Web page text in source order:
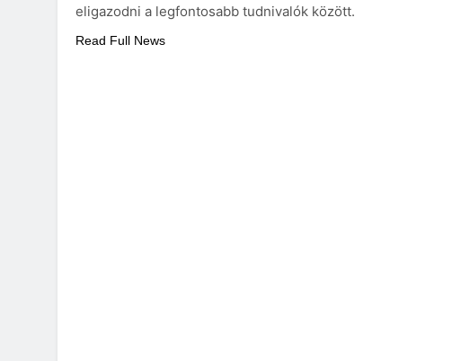
eligazodni a legfontosabb tudnivalók között.
Read Full News